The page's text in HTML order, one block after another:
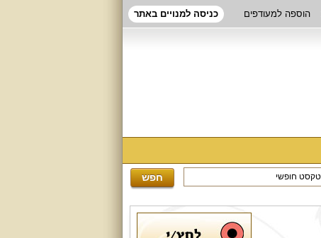
הוספה למעודפים כניסה למנויים באתר